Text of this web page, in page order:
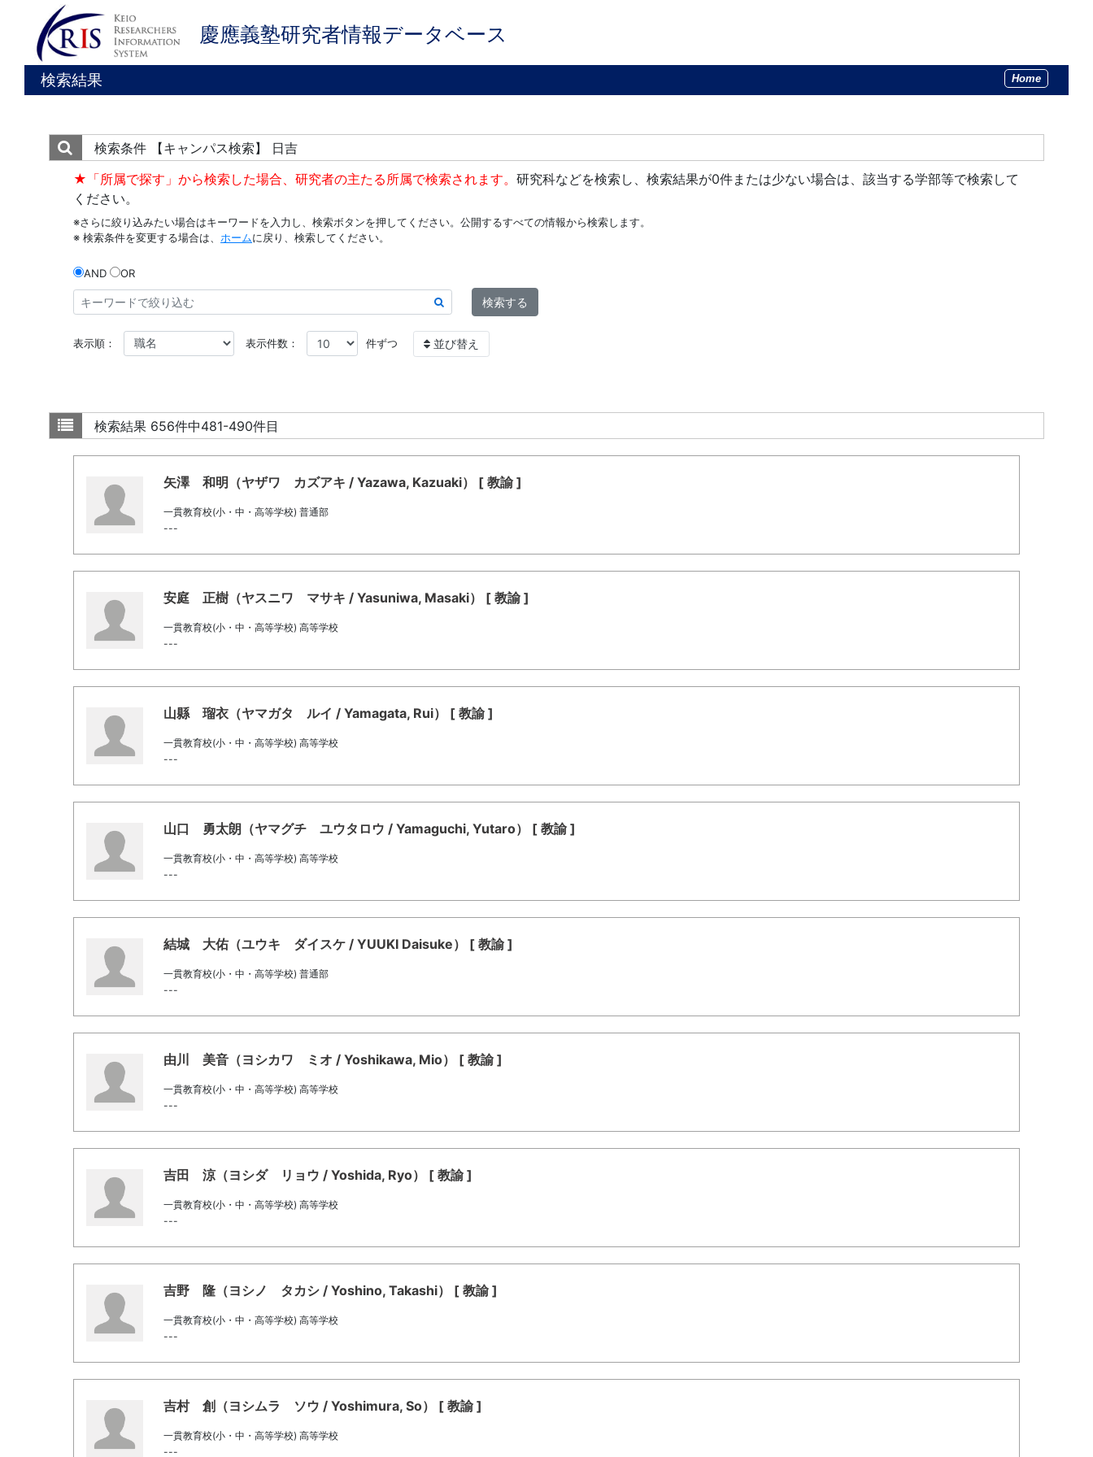
慶應義塾研究者情報データベース
検索結果 Home
検索条件
【キャンパス検索】 日吉
★「所属で探す」から検索した場合、研究者の主たる所属で検索されます。 研究科などを検索し、検索結果が0件または少ない場合は、該当する学部等で検索して
ください。
※さらに絞り込みたい場合はキーワードを入力し、検索ボタンを押してください。公開するすべての情報から検索します。
※ 検索条件を変更する場合は、 ホームに戻り、検索してください。
AND OR
検索する
表示順： 表示件数： 件ずつ 並び替え
検索結果 656件中481-490件目
矢澤 和明（ヤザワ カズアキ / Yazawa, Kazuaki） [ 教諭 ]
一貫教育校(小・中・高等学校) 普通部
---
安庭 正樹（ヤスニワ マサキ / Yasuniwa, Masaki） [ 教諭 ]
一貫教育校(小・中・高等学校) 高等学校
---
山縣 瑠衣（ヤマガタ ルイ / Yamagata, Rui） [ 教諭 ]
一貫教育校(小・中・高等学校) 高等学校
---
山口 勇太朗（ヤマグチ ユウタロウ / Yamaguchi, Yutaro） [ 教諭 ]
一貫教育校(小・中・高等学校) 高等学校
---
結城 大佑（ユウキ ダイスケ / YUUKI Daisuke） [ 教諭 ]
一貫教育校(小・中・高等学校) 普通部
---
由川 美音（ヨシカワ ミオ / Yoshikawa, Mio） [ 教諭 ]
一貫教育校(小・中・高等学校) 高等学校
---
吉田 涼（ヨシダ リョウ / Yoshida, Ryo） [ 教諭 ]
一貫教育校(小・中・高等学校) 高等学校
---
吉野 隆（ヨシノ タカシ / Yoshino, Takashi） [ 教諭 ]
一貫教育校(小・中・高等学校) 高等学校
---
吉村 創（ヨシムラ ソウ / Yoshimura, So） [ 教諭 ]
一貫教育校(小・中・高等学校) 高等学校
---